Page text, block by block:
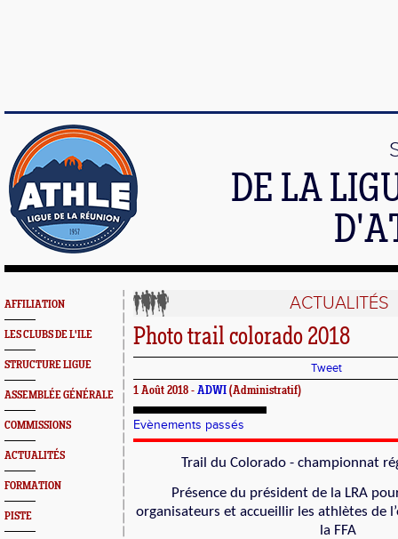
DE LA
AFFILIATION
LES CLUBS DE L'ILE
STRUCTURE LIGUE
ASSEMBLÉE GÉNÉRALE
COMMISSIONS
ACTUALITÉS
FORMATION
PISTE
ACTUALITÉS
Photo trail colorado 2018
Tweet
1 Août 2018 - ADWI (Administratif)
Evènements passés
Trail du Colorado - championnat
Présence du président de la LRA
organisateurs et accueillir les athlètes de
la FFA